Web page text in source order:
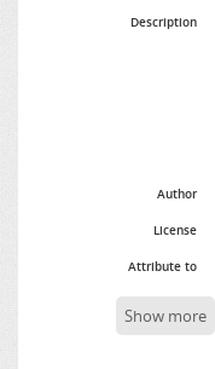
Description
Author
License
Attribute to
Show more